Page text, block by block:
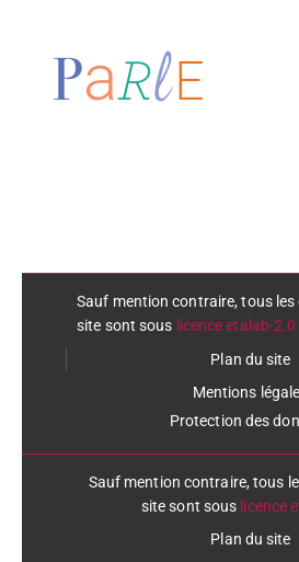
Sauf mention contraire, tous les
site sont sous licence etalab-2.0
Plan du site
Mentions
Protection des
Sauf mention contraire, tous
site sont sous licence
Plan du site